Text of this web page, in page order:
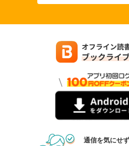
通信を気にせ